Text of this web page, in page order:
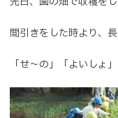
間引きをした時より、
「せ～の」「よいしょ」